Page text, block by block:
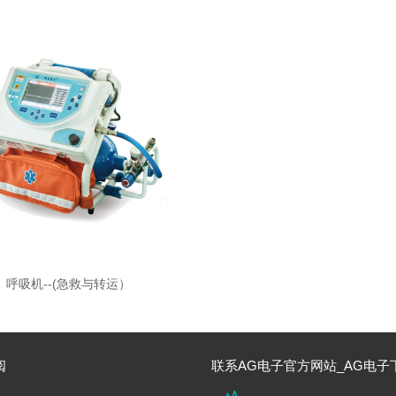
呼吸机--(急救与转运）
联系AG电子官方网站_AG电子